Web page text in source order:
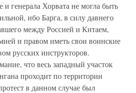
и генерала Хорвата не могла быть
ибо Барга, в силу давнего
между Россией и Китаем,
и правом иметь свои воинские
русских инструкторов.
что весь западный участок
проходит по территории
в данном случае был